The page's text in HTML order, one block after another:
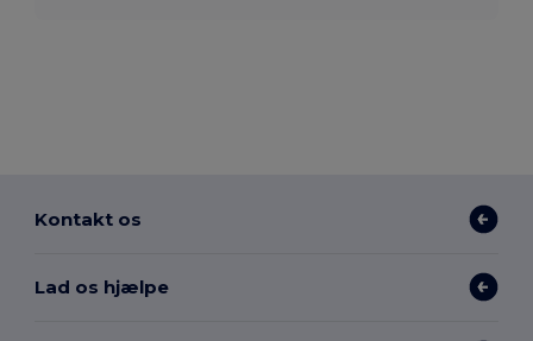
Kontakt os
Lad os hjælpe